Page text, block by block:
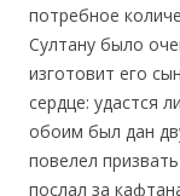
потребное
Султану было
изготовит его
сердце: удастся
обоим был дан
повелел
послал за